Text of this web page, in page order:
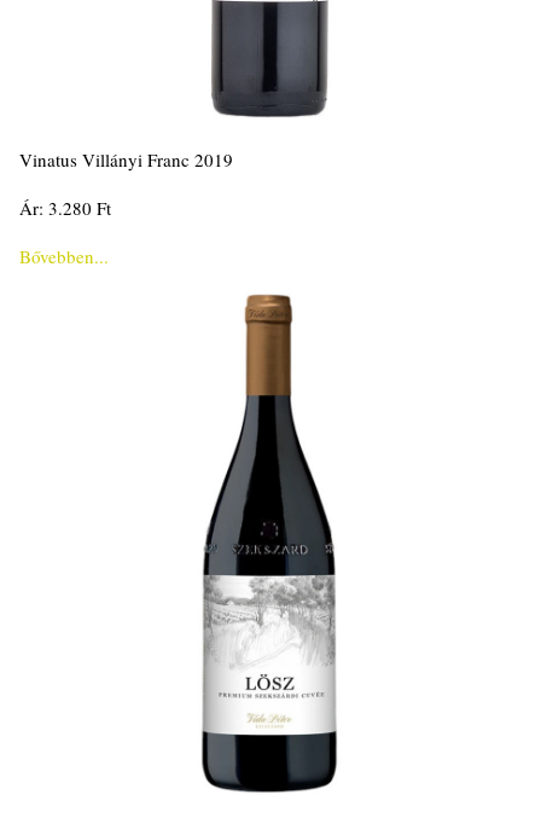
Vinatus Villányi Franc 2019
Ár: 3.280 Ft
Bővebben...